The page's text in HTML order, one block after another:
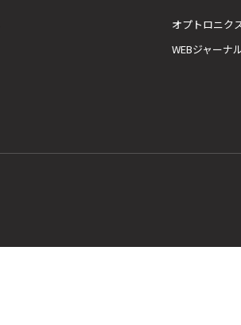
オプトロニク
WEBジャーナ